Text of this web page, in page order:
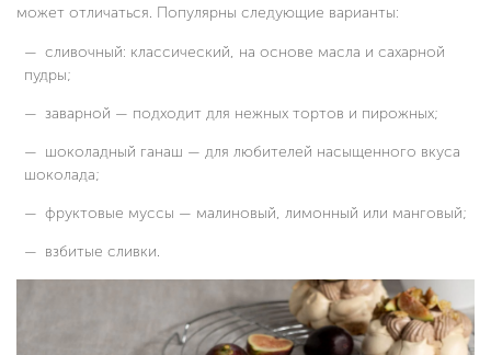
может отличаться. Популярны следующие варианты:
сливочный: классический, на основе масла и сахарной
пудры;
заварной — подходит для нежных тортов и пирожных;
шоколадный ганаш — для любителей насыщенного вкуса
шоколада;
фруктовые муссы — малиновый, лимонный или манговый;
взбитые сливки.